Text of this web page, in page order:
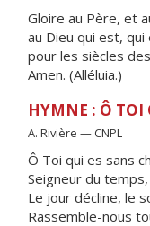
Gloire au Père, et
au Dieu qui est,
pour les siècles
Amen. (Alléluia.)
HYMNE : Ô TOI
A. Rivière — CNPL
Ô Toi qui es sans
Seigneur du
Le jour décline, le
Rassemble-nous